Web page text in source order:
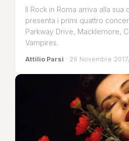
Il Rock in Roma arriva alla
presenta i primi quattro
Parkway Drive, Macklemore,
Vampires.
Attilio Parsi · 29 Novembre